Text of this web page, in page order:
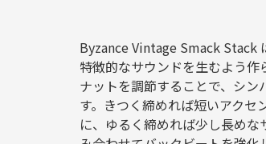
Byzance Vintage Smack Stack
特徴的なサウンドを生むよう
ナットを調節することで、シ
す。きつく締めれば短いアク
に、ゆるく締めれば少し長め